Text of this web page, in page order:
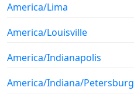
America/Lima
America/Louisville
America/Indianapolis
America/Indiana/Petersburg